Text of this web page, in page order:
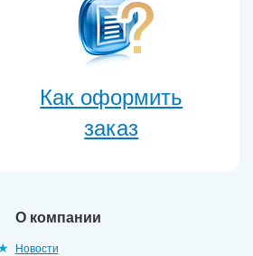
Как оформить
заказ
О компании
Новости